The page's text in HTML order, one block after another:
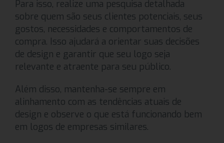
Para isso, realize uma pesquisa detalhada
sobre quem são seus clientes potenciais, seus
gostos, necessidades e comportamentos de
compra. Isso ajudará a orientar suas decisões
de design e garantir que seu logo seja
relevante e atraente para seu público.
Além disso, mantenha-se sempre em
alinhamento com as tendências atuais de
design e observe o que está funcionando bem
em logos de empresas similares.